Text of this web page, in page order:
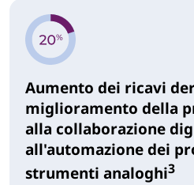
Aumento dei ricavi
miglioramento della
alla collaborazione
all'automazione dei
strumenti analoghi3